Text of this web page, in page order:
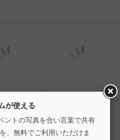
が使える
ントの写真を合い言葉で共有
、無料でご利用いただけま